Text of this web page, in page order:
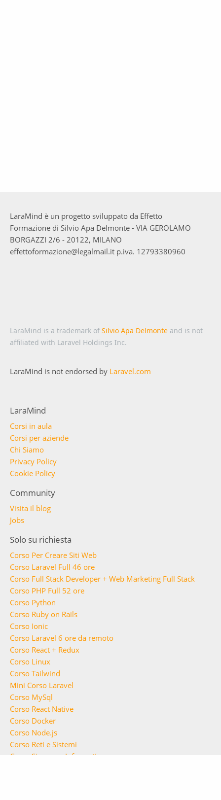
LaraMind è un progetto sviluppato da Effetto
Formazione di Silvio Apa Delmonte - VIA GEROLAMO
BORGAZZI 2/6 - 20122, MILANO
effettoformazione@legalmail.it p.iva. 12793380960
LaraMind is a trademark of Silvio Apa Delmonte and is not
affiliated with Laravel Holdings Inc.
LaraMind is not endorsed by Laravel.com
LaraMind
Corsi in aula
Corsi per aziende
Chi Siamo
Privacy Policy
Cookie Policy
Community
Visita il blog
Jobs
Solo su richiesta
Corso Per Creare Siti Web
Corso Laravel Full 46 ore
Corso Full Stack Developer + Web Marketing Full Stack
Corso PHP Full 52 ore
Corso Python
Corso Ruby on Rails
Corso Ionic
Corso Laravel 6 ore da remoto
Corso React + Redux
Corso Linux
Corso Tailwind
Mini Corso Laravel
Corso MySql
Corso React Native
Corso Docker
Corso Node.js
Corso Reti e Sistemi
Corso Sicurezza Informatica